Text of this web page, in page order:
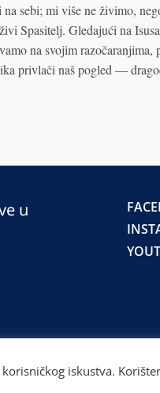
sebi; mi više ne živimo,
Spasitelj. Gledajući na
na svojim razočaranjima,
privlači naš pogled —
u
iskustva.